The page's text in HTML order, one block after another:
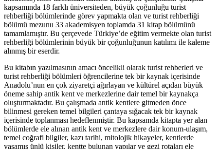
kapsamında 18 farklı üniversiteden, büyük çoğunluğu turist
rehberliği bölümlerinde görev yapmakta olan ve turist rehberliği
bölümü mezunu 33 akademisyen toplamda 31 kitap bölümünü
tamamlamıştır. Bu çerçevede Türkiye’de eğitim vermekte olan turist
rehberliği bölümlerinin büyük bir çoğunluğunun katılımı ile kaleme
alınmış bir eserdir.
Bu kitabın yazılmasının amacı öncelikli olarak turist rehberleri ve
turist rehberliği bölümleri öğrencilerine tek bir kaynak içerisinde
Anadolu’nun en çok ziyaretçi ağırlayan ve kültürel açıdan büyük
öneme sahip antik kent ve merkezlerine dair temel bir kaynakça
oluşturmaktadır. Bu çalışmada antik kentlere gitmeden önce
bilinmesi gereken temel bilgileri çantaya sığacak tek bir kaynak
içerisinde toplanması hedeflenmiştir. Bu kapsamda kitapta yer alan
bölümlerde ele alınan antik kent ve merkezlere dair konum-ulaşım,
temel coğrafi bilgiler, kazı tarihi, mitolojik hikayeler, kentlerde
yaşamış ünlü kişiler, kentte bulunan yapılar ve gezi rotaları ele